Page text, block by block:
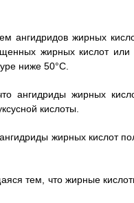
ангидридов жирных
жирных кислот
ниже 50°С.
ангидриды жирных
кислоты.
жирных кислот
тем, что жирные